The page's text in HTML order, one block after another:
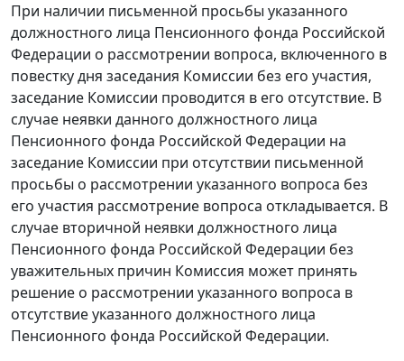
При наличии письменной просьбы указанного
должностного лица Пенсионного фонда Российской
Федерации о рассмотрении вопроса, включенного в
повестку дня заседания Комиссии без его участия,
заседание Комиссии проводится в его отсутствие. В
случае неявки данного должностного лица
Пенсионного фонда Российской Федерации на
заседание Комиссии при отсутствии письменной
просьбы о рассмотрении указанного вопроса без
его участия рассмотрение вопроса откладывается. В
случае вторичной неявки должностного лица
Пенсионного фонда Российской Федерации без
уважительных причин Комиссия может принять
решение о рассмотрении указанного вопроса в
отсутствие указанного должностного лица
Пенсионного фонда Российской Федерации.